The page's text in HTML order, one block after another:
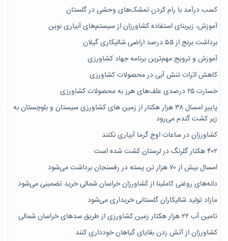
کسب درآمد با رام کردن تمشک‌های وحشی در گلستان
آموزش، زیربنای استفاده کشاورزان از سیستم‌های آبیاری نوین
برداشت برنج از ۵۵ درصد اراضی شالیکاری گیلان
آموزش و ترویج مهم‌ترین برنامه جهاد کشاورزی
کاهش اثرات تنش آبی در محصولات کشاورزی
خسارت ۲۵ درصدی علف‌های هرز به محصولات کشاورزی
پاییز امسال ۳۸ هزار هکتار از زمین های کشاورزی سیستان و بلوچستان به
زیر کشت گندم می‌رود
کشاورزان در ساعات اوج گرما آبیاری نکنند
۴۰۲ هکتار گلرنگ در لرستان کشت شده است
امسال بیش از ۷۰ هزار تن پسته در رفسنجان برداشت می‌شود
دانه‌های روغنی کاملینا از کشاورزان خراسان شمالی خرید تضمینی می‌شود
مازاد تولید شالیکاران گلستانی خریداری می‌شود
تامین آب ۲۲ هزار هکتار زمین کشاورزی از طریق سدهای خراسان شمالی
کشاورزان از آتش زدن بقایای گیاهان خودداری کنند